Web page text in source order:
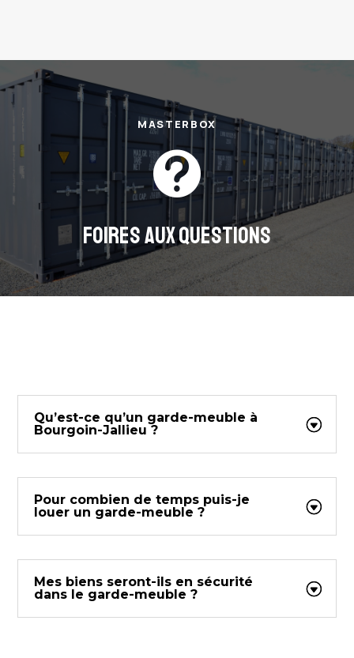
MASTERBOX

FOIRES AUX QUESTIONS
Qu’est-ce qu’un garde-meuble à
Bourgoin-Jallieu ?
Pour combien de temps puis-je
louer un garde-meuble ?
Mes biens seront-ils en sécurité
dans le garde-meuble ?